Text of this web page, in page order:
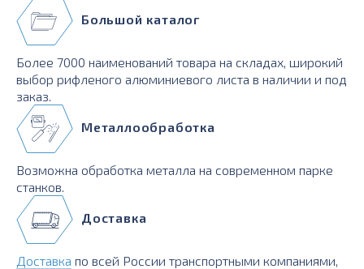
Большой каталог
Более 7000 наименований товара на складах, широкий
выбор рифленого алюминиевого листа в наличии и под
заказ.
Металлообработка
Возможна обработка металла на современном парке
станков.
Доставка
Доставка по всей России транспортными компаниями,